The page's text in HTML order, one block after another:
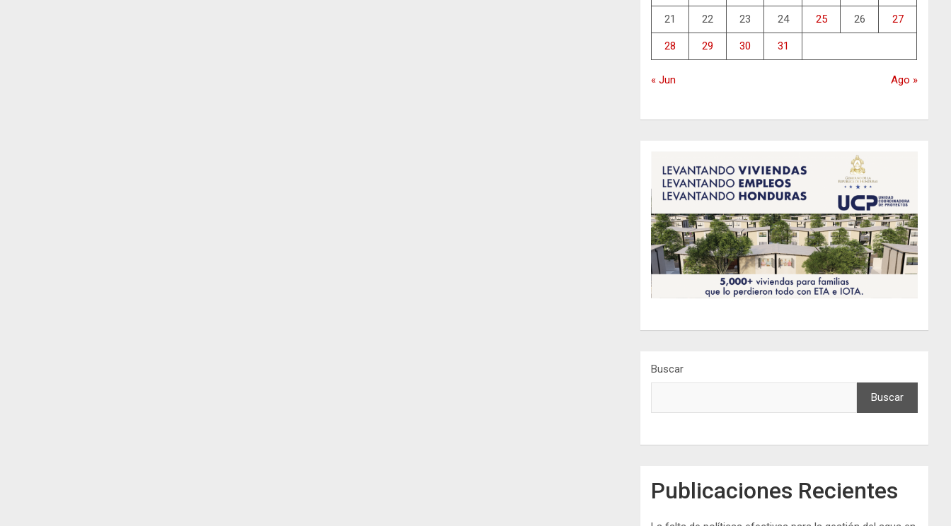
21 22 23 24 25 26 27
28 29 30 31
« Jun Ago »
Buscar
Buscar
Publicaciones Recientes